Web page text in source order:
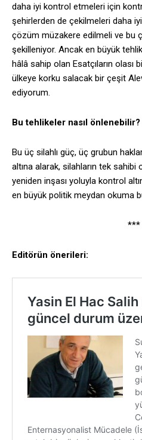
daha iyi kontrol etmeleri için
şehirlerden de çekilmeleri daha
çözüm müzakere edilmeli ve bu
şekilleniyor. Ancak en büyük
hâlâ sahip olan Esatçıların olası
ülkeye korku salacak bir çeşit
ediyorum.
Bu tehlikeler nasıl önlenebilir?
Bu üç silahlı güç, üç grubun
altına alarak, silahların tek
yeniden inşası yoluyla kontrol
en büyük politik meydan okuma
***
Editörün önerileri: